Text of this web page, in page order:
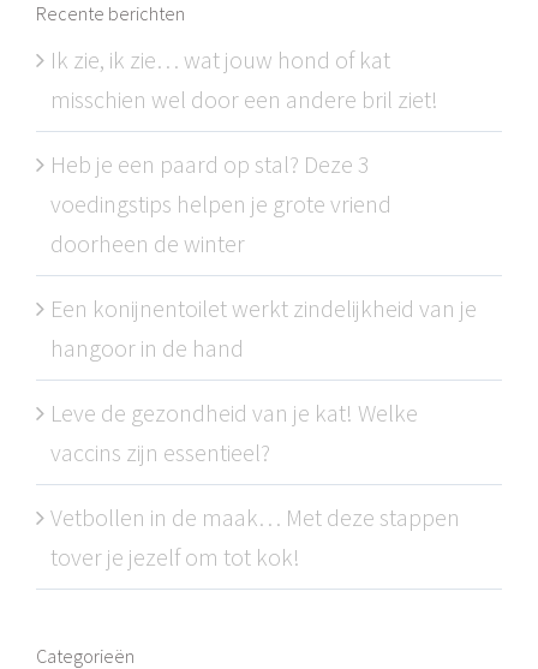
Recente berichten
Ik zie, ik zie… wat jouw hond of kat
misschien wel door een andere bril ziet!
Heb je een paard op stal? Deze 3
voedingstips helpen je grote vriend
doorheen de winter
Een konijnentoilet werkt zindelijkheid van je
hangoor in de hand
Leve de gezondheid van je kat! Welke
vaccins zijn essentieel?
Vetbollen in de maak… Met deze stappen
tover je jezelf om tot kok!
Categorieën